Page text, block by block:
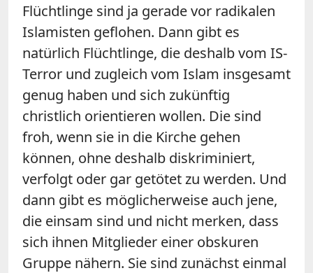
Flüchtlinge sind ja gerade vor radikalen
Islamisten geflohen. Dann gibt es
natürlich Flüchtlinge, die deshalb vom IS-
Terror und zugleich vom Islam insgesamt
genug haben und sich zukünftig
christlich orientieren wollen. Die sind
froh, wenn sie in die Kirche gehen
können, ohne deshalb diskriminiert,
verfolgt oder gar getötet zu werden. Und
dann gibt es möglicherweise auch jene,
die einsam sind und nicht merken, dass
sich ihnen Mitglieder einer obskuren
Gruppe nähern. Sie sind zunächst einmal